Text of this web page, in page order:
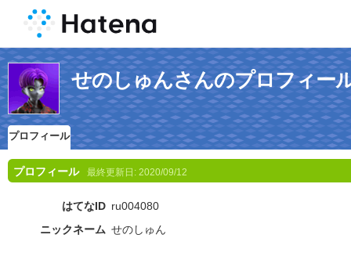
せのしゅんさんのプロフィー
プロフィール
プロフィール 最終更新日: 2020/09/12
はてなID ru004080
ニックネーム せのしゅん